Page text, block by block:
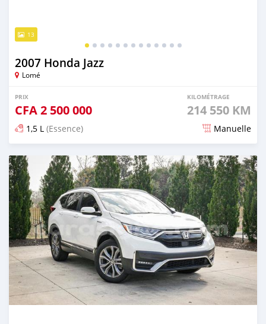
13
2007 Honda Jazz
Lomé
PRIX
CFA2 500 000
KILOMÉTRAGE
214 550 KM
1,5 L (Essence) Manuelle
Publié il y a 4 mois